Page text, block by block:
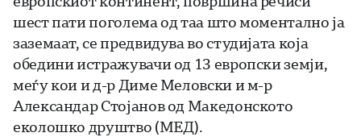
шест пати поголема од таа што моментално ја
заземаат, се предвидува во студијата која
обедини истражувачи од 13 европски земји,
меѓу кои и д-р Диме Меловски и м-р
Александар Стојанов од Македонското
еколошко друштво (МЕД).